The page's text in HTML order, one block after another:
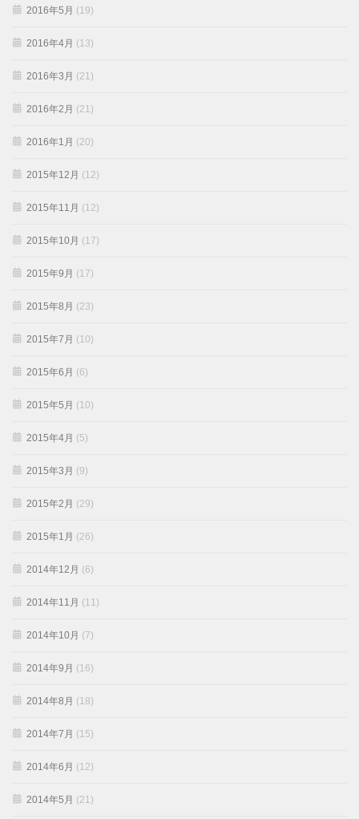
2016年5月 (19)
2016年4月 (13)
2016年3月 (21)
2016年2月 (21)
2016年1月 (20)
2015年12月 (12)
2015年11月 (12)
2015年10月 (17)
2015年9月 (17)
2015年8月 (23)
2015年7月 (10)
2015年6月 (6)
2015年5月 (10)
2015年4月 (5)
2015年3月 (9)
2015年2月 (29)
2015年1月 (26)
2014年12月 (6)
2014年11月 (11)
2014年10月 (7)
2014年9月 (16)
2014年8月 (18)
2014年7月 (15)
2014年6月 (12)
2014年5月 (21)